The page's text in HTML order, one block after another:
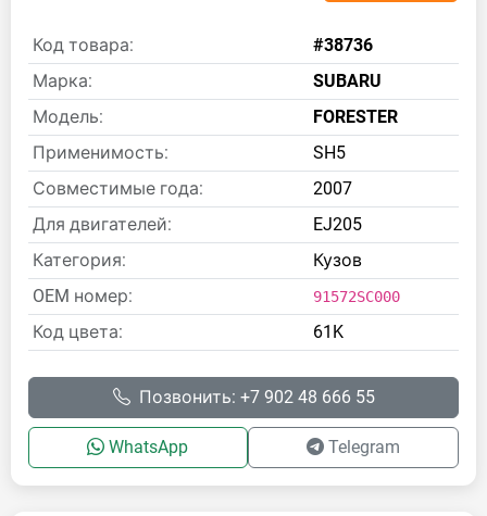
Код товара:
#38736
Марка:
SUBARU
Модель:
FORESTER
Применимость:
SH5
Совместимые года:
2007
Для двигателей:
EJ205
Категория:
Кузов
OEM номер:
91572SC000
Код цвета: 61K
Позвонить: +7 902 48 666 55
WhatsApp Telegram